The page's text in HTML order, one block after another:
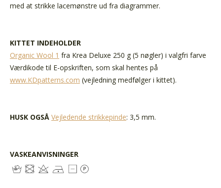
med at strikke lacemønstre ud fra diagrammer.
KITTET INDEHOLDER
Organic Wool 1 fra Krea Deluxe 250 g (5 nøgler) i valgfri farve
Værdikode til E-opskriften, som skal hentes på
www.KDpatterns.com (vejledning medfølger i kittet).
HUSK OGSÅ Vejledende strikkepinde: 3,5 mm.
VASKEANVISNINGER